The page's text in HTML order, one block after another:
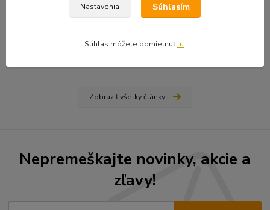
Ako nájsť vydavateľa, či vydať vlastnú knihu? Rady a tipy
vydavateľa (ale aj to má svoju technológiu), alebo si prvotinu
Zobraziť všetky články
Nepremeškajte novinky, akcie a
zľavy!
Nastavenia Súhlasím
Súhlas môžete odmietnuťtu.